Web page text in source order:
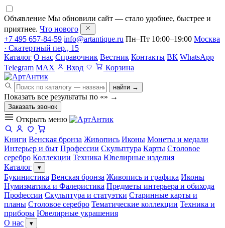
Объявление Мы обновили сайт — стало удобнее, быстрее и
приятнее. Что нового
+7 495 657-84-59 info@artantique.ru Пн–Пт 10:00–19:00 Москва
· Скатертный пер., 15
Каталог О нас Справочник Вестник Контакты ВК WhatsApp
Telegram MAX Вход Корзина
найти →
Показать все результаты по «» →
Заказать звонок
Открыть меню
Книги Венская бронза Живопись Иконы Монеты и медали
Интерьер и быт Профессии Скульптура Карты Столовое
серебро Коллекции Техника Ювелирные изделия
Каталог
▾
Букинистика Венская бронза Живопись и графика Иконы
Нумизматика и Фалеристика Предметы интерьера и обихода
Профессии Скульптура и статуэтки Старинные карты и
планы Столовое серебро Тематические коллекции Техника и
приборы Ювелирные украшения
О нас
▾